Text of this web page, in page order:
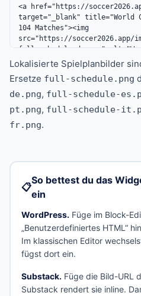
Lokalisierte Spielplanbilder
Ersetze full-schedule.png
de.png, full-schedule-
pt.png, full-schedule-
fr.png.
📋
So bettest du das
ein
WordPress. Füge im Block-
„Benutzerdefiniertes HTML“
Im klassischen Editor
fügst dort ein.
Substack. Füge die Bild-URL
Substack rendert sie inline.